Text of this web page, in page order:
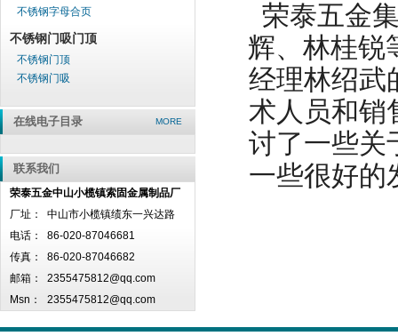
不锈钢字母合页
不锈钢门吸门顶
不锈钢门顶
不锈钢门吸
在线电子目录 MORE
联系我们
荣泰五金中山小榄镇索固金属制品厂
厂址：
中山市小榄镇绩东一兴达路
电话：
86-020-87046681
传真：
86-020-87046682
邮箱：
2355475812@qq.com
Msn：
2355475812@qq.com
荣泰五金
辉、林桂锐
经理林绍武
术人员和销
讨了一些关
一些很好的